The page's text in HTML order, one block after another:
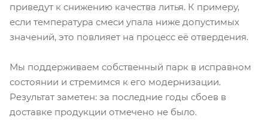
приведут к снижению качества литья. К примеру,
если температура смеси упала ниже допустимых
значений, это повлияет на процесс её отвердения.
Мы поддерживаем собственный парк в исправном
состоянии и стремимся к его модернизации.
Результат заметен: за последние годы сбоев в
доставке продукции отмечено не было.